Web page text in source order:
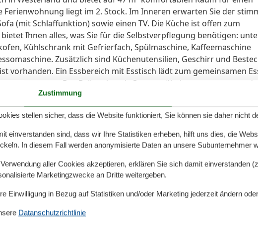
liegt im 2. Stock. Im Inneren erwarten Sie der
(mit Schlaffunktion) sowie einen TV. Die Küche ist offen zum
Ihnen alles, was Sie für die Selbstverpflegung benötigen:
Kühlschrank mit Gefrierfach, Spülmaschine, Kaffeemaschine
Zusätzlich sind Küchenutensilien, Geschirr und
vorhanden. Ein Essbereich mit Esstisch lädt zum gemeinsamen
entspannen: Der Balkon ist mit Gartenmöbeln ausgestattet und
im Freien. Das Schlafzimmer ist ausgestattet mit einem
eine Dusche, WC und Fön. Eine Waschmaschine und ein Trockner
(gegen Gebühr) vorhanden. Ein PKW Stellplatz steht
Zustimmung
stellen sicher, dass die Website funktioniert, Sie können sie daher nicht
einverstanden sind, dass wir Ihre Statistiken erheben, hilft uns dies, die
In diesem Fall werden anonymisierte Daten an unsere Subunternehmer
aller Cookies akzeptieren, erklären Sie sich damit einverstanden
Marketingzwecke an Dritte weitergeben.
Einwilligung in Bezug auf Statistiken und/oder Marketing jederzeit ändern
Datanschutzrichtlinie